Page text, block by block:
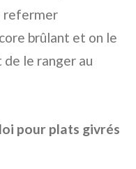
refermer
brûlant et on le
le ranger au
pour plats givrés